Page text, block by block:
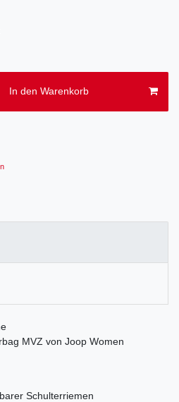
In den Warenkorb
MVZ von Joop Women
Schulterriemen